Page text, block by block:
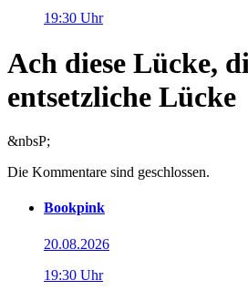
19:30 Uhr
Ach diese Lücke,
entsetzliche Lücke
&nbsP;
Die Kommentare sind geschlossen.
Bookpink
20.08.2026
19:30 Uhr